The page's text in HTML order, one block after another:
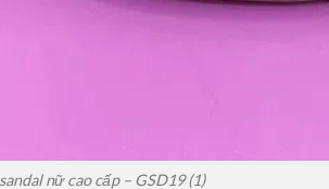
nữ cao cấp – GSD19 (1)